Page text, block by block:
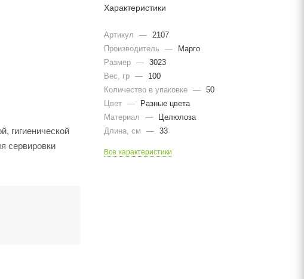
гигиенической
сервировки
Характеристики
Артикул —
2107
Производитель
—
Марго
Размер — 3023
Вес, гр —
100
Количество в упаковке — 50
Цвет —
Разные цвета
Материал
—
Целюлоза
Длина, cм
— 33
Все характеристики